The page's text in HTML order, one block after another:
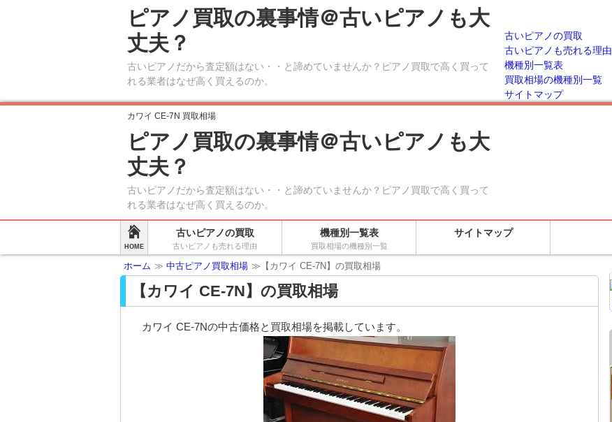
ピアノ買取の裏事情＠古いピアノも大
丈夫？
古いピアノだから査定額はない・・と諦めていませんか？ピアノ買取で高く買って
れる業者はなぜ高く買えるのか。
古いピアノの買取
古いピアノも売れる理由
機種別一覧表
買取相場の機種別一覧
サイトマップ
カワイ CE-7N 買取相場
ピアノ買取の裏事情＠古いピアノも大
丈夫？
古いピアノだから査定額はない・・と諦めていませんか？ピアノ買取で高く買って
れる業者はなぜ高く買えるのか。
HOME
古いピアノの買取
古いピアノも売れる理由
機種別一覧表
買取相場の機種別一覧
サイトマップ
ホーム ≫ 中古ピアノ買取相場 ≫【カワイ CE-7N】の買取相場
【カワイ CE-7N】の買取相場
カワイ CE-7Nの中古価格と買取相場を掲載しています。